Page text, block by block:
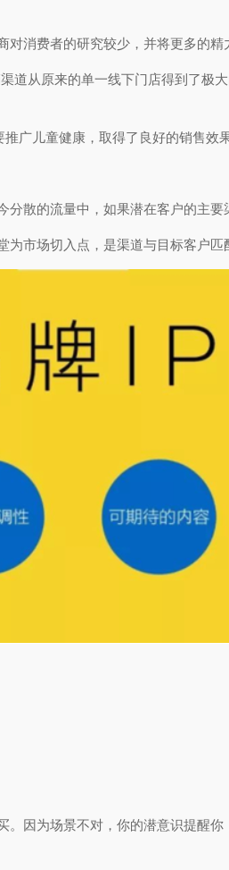
消费者的研究较少，并将更多的精
道从原来的单一线下门店得到了极
广儿童健康，取得了良好的销售效果
散的流量中，如果潜在客户的主
市场切入点，是渠道与目标客户匹
因为场景不对，你的潜意识提醒